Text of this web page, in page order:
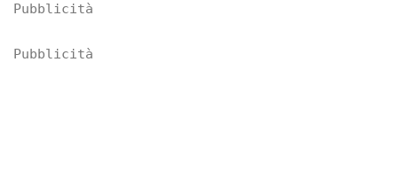
Pubblicità
Pubblicità